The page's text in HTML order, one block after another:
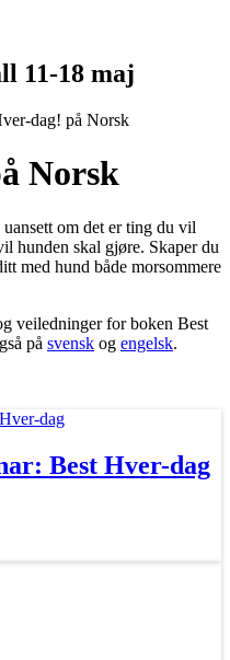
11-18 maj
dag! på Norsk
Norsk
om det er ting du vil
hunden skal gjøre. Skaper du
med hund både morsommere
veiledninger for boken Best
på svensk og engelsk.
Best Hver-dag